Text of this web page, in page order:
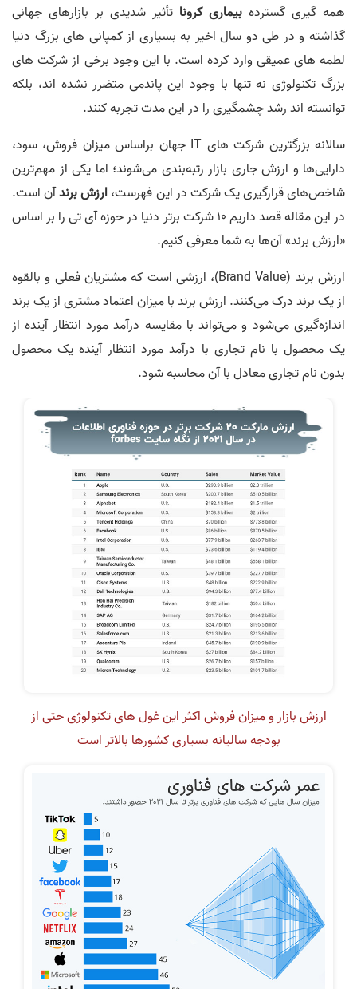
همه گیری گسترده بیماری کرونا تأثیر شدیدی بر بازارهای جهانی
گذاشته و در طی دو سال اخیر به بسیاری از کمپانی های بزرگ دنیا
لطمه های عمیقی وارد کرده است. با این وجود برخی از شرکت های
بزرگ تکنولوژی نه تنها با وجود این پاندمی متضرر نشده اند، بلکه
توانسته اند رشد چشمگیری را در این مدت تجربه کنند.
سالانه بزرگترین شرکت های IT جهان براساس میزان فروش، سود،
دارایی‌ها و ارزش جاری بازار رتبه‌بندی می‌شوند؛ اما یکی از مهم‌ترین
شاخص‌های قرارگیری یک شرکت در این فهرست،ارزش برندآن است.
در این مقاله قصد داریم 10 شرکت برتر دنیا در حوزه آی تی را بر اساس
«ارزش برند» آن‌ها به شما معرفی کنیم.
ارزش برند (Brand Value)، ارزشی است که مشتریان فعلی و بالقوه
از یک برند درک می‌کنند. ارزش برند با میزان اعتماد مشتری از یک برند
اندازه‌گیری می‌شود و می‌تواند با مقایسه درآمد مورد انتظار آینده از
یک محصول با نام تجاری با درآمد مورد انتظار آینده یک محصول
بدون نام تجاری معادل با آن محاسبه شود.
ارزش بازار و میزان فروش اکثر این غول های تکنولوژی حتی از
بودجه سالیانه بسیاری کشورها بالاتر است